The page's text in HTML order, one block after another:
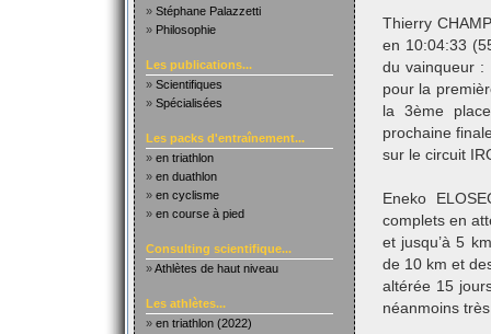
» Stéphane Palazzetti
» Philosophie
Les publications...
» Scientifiques
» Spécialisées
Les packs d'entraînement...
» en triathlon
» en duathlon
» en cyclisme
» en course à pied
Consulting scientifique...
»Athlètes de haut niveau
Les athlètes...
» en triathlon (2022)
Thierry
en 10:04:33
du vainqueur :
pour la
la 3ème
prochaine
sur le circuit
Eneko
complets en
et jusqu’à 5
de 10 km et
altérée 15
néanmoins